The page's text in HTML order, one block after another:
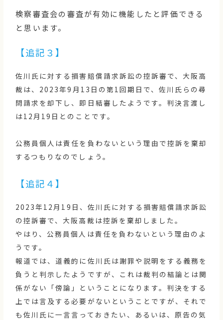
検察審査会の審査が有効に機能したと評価できる
と思います。
【追記３】
佐川氏に対する損害賠償請求訴訟の控訴審で、大阪高
裁は、2023年9月13日の第1回期日で、佐川氏らの尋
問請求を却下し、即日結審したようです。判決言渡し
は12月19日とのことです。
公務員個人は責任を負わないという理由で控訴を棄却
するつもりなのでしょう。
【追記４】
2023年12月19日、佐川氏に対する損害賠償請求訴訟
の控訴審で、大阪高裁は控訴を棄却しました。
やはり、公務員個人は責任を負わないという理由のよ
うです。
報道では、道義的に佐川氏は謝罪や説明をする義務を
負うと判示したようですが、これは裁判の結論とは関
係がない「傍論」ということになります。判決をする
上では言及する必要がないということですが、それで
も佐川氏に一言言っておきたい、あるいは、原告の気